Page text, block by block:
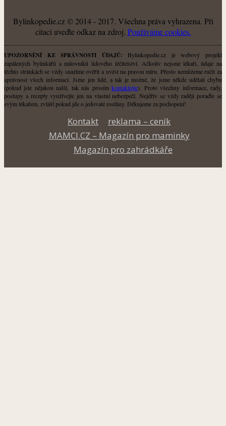
Bylinkopedie.cz © 2014 - 2017. Všechna práva vyhrazena. Při
citaci uveďte odkaz na zdroj. Použiváme cookies.
UPOZORNĚNÍ KE SPRÁVNOSTI ÚDAJŮ: Bylinkopedie.cz je webový projekt
zapálených bylinkářů a milovníků lidového léčitelství. Ačkoliv nejsme lékaři, údaje na
těchto stránkách se vždy snažíme ověřit a uvést na pravou míru. Přesto nemůžeme ručit za
správnost všech informací. Jsme jen lidé, a tak je možné, že jsme někde udělali chybu
(pokud jste nějakou našli, tak nás prosímkontaktujte). Proto všechny informace, rady,
postupy a recepty využívejte jen na vlastní nebezpečí. Nejdřív se vždy raději poraďte se
svým lékařem, zvlášť pokud jde o jedovaté rostliny. Děkujeme za pochopení!
Kontakt
reklama – ceník
MAMCI.CZ – Magazín pro maminky
Magazín pro zahrádkáře